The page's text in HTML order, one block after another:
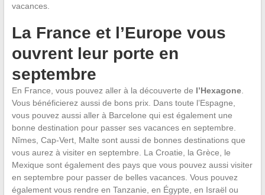
vacances.
La France et l’Europe vous
ouvrent leur porte en
septembre
En France, vous pouvez aller à la découverte de l’Hexagone.
Vous bénéficierez aussi de bons prix. Dans toute l’Espagne,
vous pouvez aussi aller à Barcelone qui est également une
bonne destination pour passer ses vacances en septembre.
Nîmes, Cap-Vert, Malte sont aussi de bonnes destinations que
vous aurez à visiter en septembre. La Croatie, la Grèce, le
Mexique sont également des pays que vous pouvez aussi visiter
en septembre pour passer de belles vacances. Vous pouvez
également vous rendre en Tanzanie, en Égypte, en Israël ou